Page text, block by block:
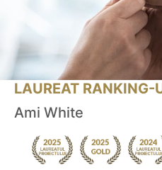
LAUREAT RANKING-
Ami White